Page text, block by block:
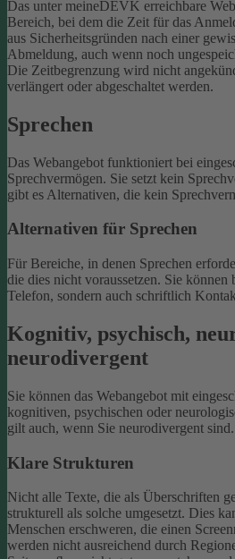
Das unter meineDEVK erreichbare
Bereich, bei dem die Zeit für das
aus Sicherheitsgründen nach einer
Abmeldung, auch wenn noch
Die Zeitbegrenzung wird nicht
verlängert oder abgeschaltet werden.
Sprechen
Das Webangebot funktioniert bei
Sprechvermögen. Sie setzt kein
gibt es Alternativen, die kein
Alternativen für Sprechen
Für Bereiche, in denen Sprechen
die dies nicht voraussetzen. Sie können
Telefon, sondern auch schriftlich
Kognitiv, psychisch,
neurodivergent
Sie können das Webangebot mit
kognitiven, psychischen oder
gilt auch, wenn Sie neurodivergent sind.
Klare Strukturen
Nicht alle Texte, die als Überschriften
strukturell als solche umgesetzt. Dies
Menschen erschweren, die einen
werden nicht ausreichend durch